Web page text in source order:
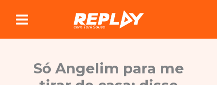
conteúdo
Só Angelim para me